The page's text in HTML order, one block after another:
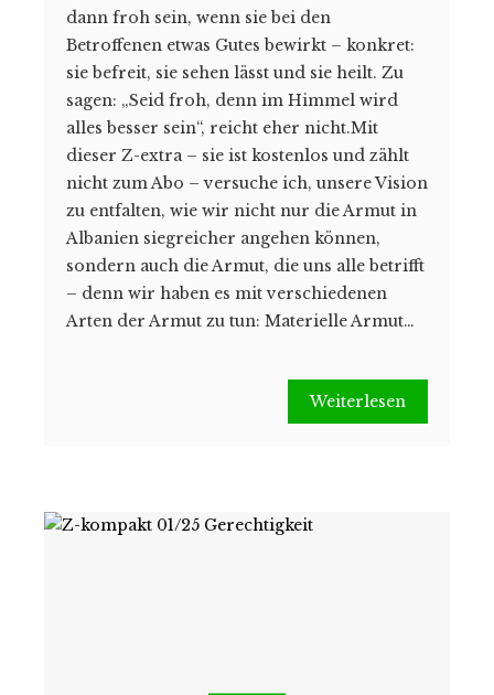
dann froh sein, wenn sie bei den
Betroffenen etwas Gutes bewirkt – konkret:
sie befreit, sie sehen lässt und sie heilt. Zu
sagen: „Seid froh, denn im Himmel wird
alles besser sein“, reicht eher nicht.Mit
dieser Z-extra – sie ist kostenlos und zählt
nicht zum Abo – versuche ich, unsere Vision
zu entfalten, wie wir nicht nur die Armut in
Albanien siegreicher angehen können,
sondern auch die Armut, die uns alle betrifft
– denn wir haben es mit verschiedenen
Arten der Armut zu tun: Materielle Armut…
Weiterlesen